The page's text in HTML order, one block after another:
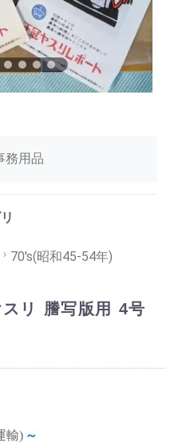
務用品
70's(昭和45-54年)
スリ 謄写版用 4号
輸) ～